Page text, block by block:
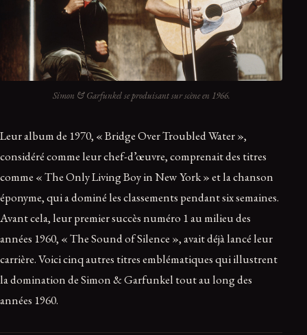
Simon & Garfunkel se produisant sur scène en 1966.
Leur album de 1970, « Bridge Over Troubled Water »,
considéré comme leur chef-d’œuvre, comprenait des titres
comme « The Only Living Boy in New York » et la chanson
éponyme, qui a dominé les classements pendant six semaines.
Avant cela, leur premier succès numéro 1 au milieu des
années 1960, « The Sound of Silence », avait déjà lancé leur
carrière. Voici cinq autres titres emblématiques qui illustrent
la domination de Simon & Garfunkel tout au long des
années 1960.